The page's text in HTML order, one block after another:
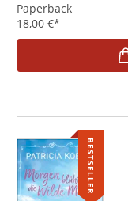
Paperback
18,00 €*
BESTSELLER